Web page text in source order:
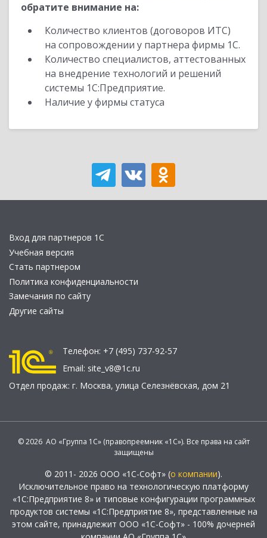
обратите внимание на:
Количество клиентов (договоров ИТС)
на сопровождении у партнера фирмы 1С.
Количество специалистов, аттестованных
на внедрение технологий и решений
системы 1С:Предприятие.
Наличие у фирмы статуса
Вход для партнеров 1С
Учебная версия
Стать партнером
Политика конфиденциальности
Замечания по сайту
Другие сайты
Телефон: +7 (495) 737-92-57
Email: site_v8@1c.ru
Отдел продаж: г. Москва, улица Селезнёвская, дом 21
© 2026 АО «Группа 1С» (правопреемник «1С»). Все права на сайт
защищены
© 2011- 2026 ООО «1С-Софт» (о компании).
Исключительное право на технологическую платформу
«1С:Предприятие 8» и типовые конфигурации программных
продуктов системы «1С:Предприятие 8», представленные на
этом сайте, принадлежит ООО «1С-Софт» - 100% дочерней